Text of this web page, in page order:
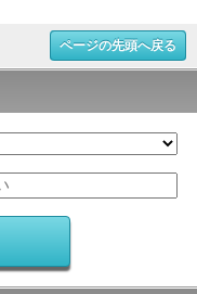
ページの先頭へ戻る